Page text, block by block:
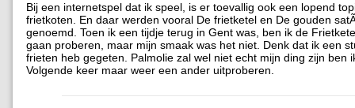
Bij een internetspel dat ik speel, is er toevallig ook een lopend
frietkoten. En daar werden vooral De frietketel en De gouden
genoemd. Toen ik een tijdje terug in Gent was, ben ik de
gaan proberen, maar mijn smaak was het niet. Denk dat ik een
frieten heb gegeten. Palmolie zal wel niet echt mijn ding zijn ben
Volgende keer maar weer een ander uitproberen.